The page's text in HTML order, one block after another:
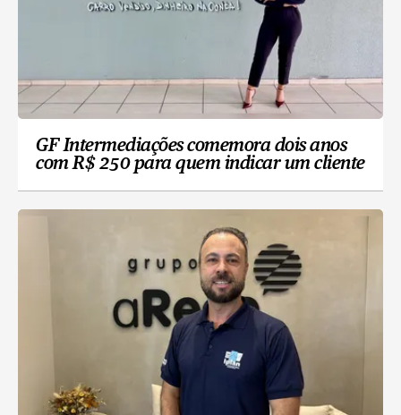
GF Intermediações comemora dois anos
com R$ 250 para quem indicar um cliente